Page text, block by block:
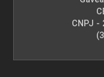
CNPJ -